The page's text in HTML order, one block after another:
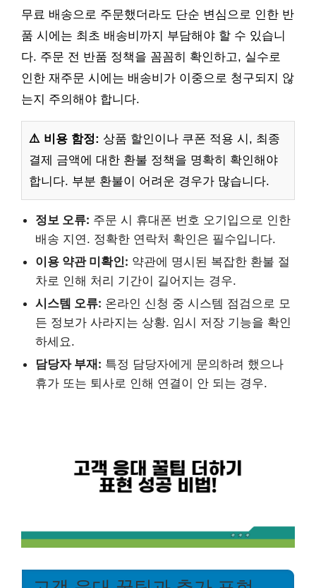
무료 배송으로 주문했더라도 단순 변심으로 인한 반
품 시에는 최초 배송비까지 부담해야 할 수 있습니
다. 주문 전 반품 정책을 꼼꼼히 확인하고, 실수로
인한 재주문 시에는 배송비가 이중으로 청구되지 않
는지 주의해야 합니다.
⚠️ 비용 함정: 상품 할인이나 쿠폰 적용 시, 최종
결제 금액에 대한 환불 정책을 명확히 확인해야
합니다. 부분 환불이 어려운 경우가 많습니다.
정보 오류: 주문 시 휴대폰 번호 오기입으로 인한
배송 지연. 정확한 연락처 확인은 필수입니다.
이용 약관 미확인: 약관에 명시된 복잡한 환불 절
차로 인해 처리 기간이 길어지는 경우.
시스템 오류: 온라인 신청 중 시스템 점검으로 모
든 정보가 사라지는 상황. 임시 저장 기능을 확인
하세요.
담당자 부재: 특정 담당자에게 문의하려 했으나
휴가 또는 퇴사로 인해 연결이 안 되는 경우.